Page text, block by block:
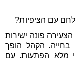
עם הציפיות?
פונה ישירות
הקהל הופך
מלא הפתעות. עם